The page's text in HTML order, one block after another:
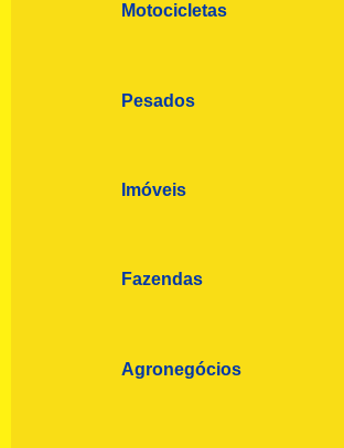
Motocicletas
Pesados
Imóveis
Fazendas
Agronegócios